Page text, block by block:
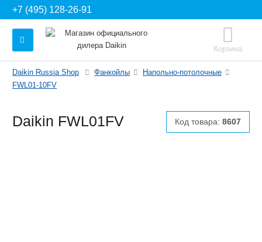
+7 (495) 128-26-91
Корзина
Daikin Russia Shop Фанкойлы
Напольно-потолочные
FWL01-10FV
Daikin FWL01FV Код товара: 8607